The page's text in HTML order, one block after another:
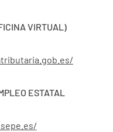
VIRTUAL)
ESTATAL